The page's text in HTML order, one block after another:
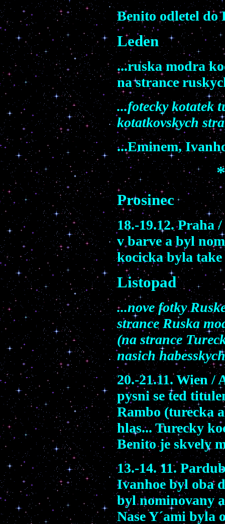
Benito odletel do
Leden
...ruska modra
na strance
...fotecky kotatek
kotatkovskych
...Eminem,
Prosinec
18.-19.12. Praha
v barve a byl
kocicka byla
Listopad
...nove fotky
strance Ruska
(na strance
nasich
20.-21.11. Wien /
pysni se ted
Rambo (turecka
hlas... Turecky
Benito je skvely
13.-14. 11.
Ivanhoe byl oba
byl nominovany
Nase Y´ami byla